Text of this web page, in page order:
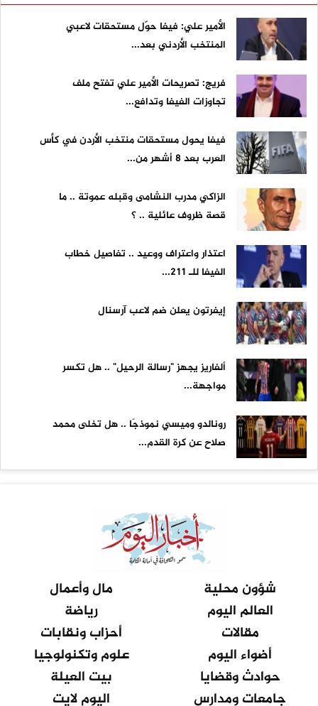
الأمير علي: فيفا حوّل مستحقات لاعبي
المنتخب الأردني بعد...
فريج: تصريحات الأمير علي تفتح ملف
تجاوزات الفيفا وتدافع...
فيفا يحول مستحقات منتخب الأردن في كأس
العرب بعد 8 أشهر من...
الزاكي مدرب النشامى وقبله عموتة .. ما
قصة ظروف عائلية .. ؟
اعتذار واعتراف ووعيد .. تفاصيل خطاب
الفيفا للـ 211...
إيفرتون يعلن ضم لاعب آرسنال
ألفاريز يجهز "رسالة الرحيل" .. هل تكسر
مواجهة...
رونالدو وميسي نموذجًا .. هل تخلى محمد
صلاح عن كرة القدم...
شؤون محلية
مال وأعمال
العالم اليوم
رياضة
مقالات
أحزاب ونقابات
أضواء اليوم
علوم وتكنولوجيا
حوادث وقضايا
بيت العيلة
جامعات ومدارس
اليوم لايت